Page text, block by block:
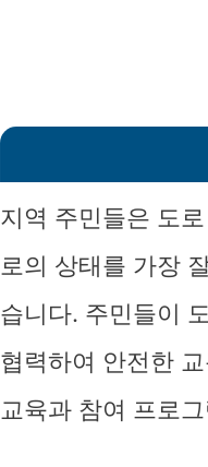
지역 주민들은 도
로의 상태를 가장
습니다. 주민들이
협력하여 안전한
교육과 참여 프로